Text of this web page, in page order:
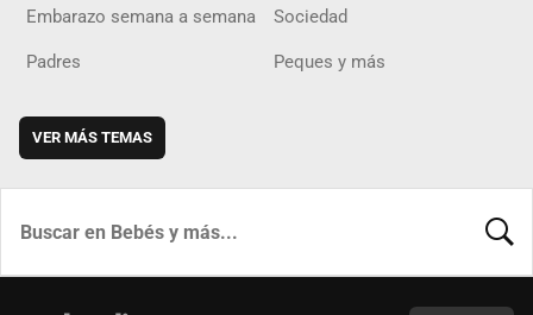
Embarazo semana a semana Sociedad
Padres Peques y más
VER MÁS TEMAS